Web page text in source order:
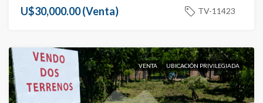
U$30,000.00(Venta) TV-11423
VENTA UBICACIÓN PRIVILEGIADA